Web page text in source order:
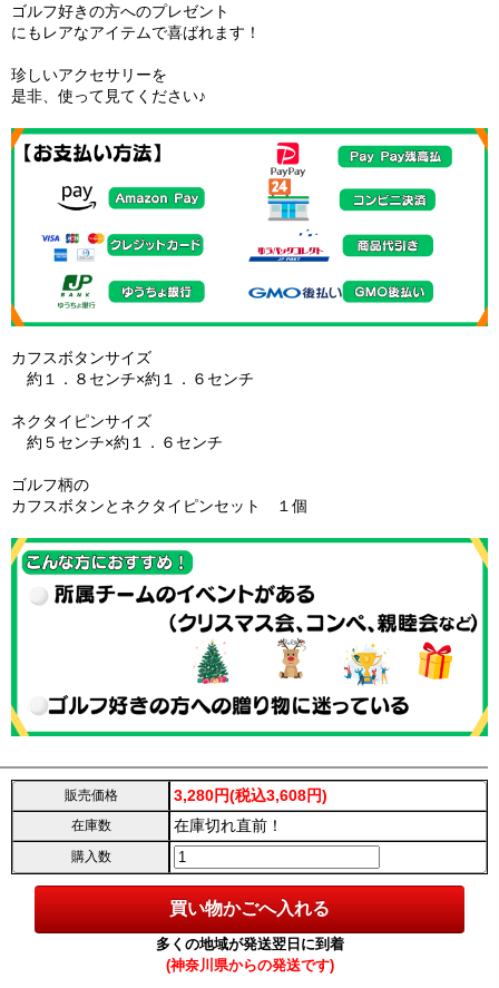
ゴルフ好きの方へのプレゼント
にもレアなアイテムで喜ばれます！
珍しいアクセサリーを
是非、使って見てください♪
カフスボタンサイズ
約１．８センチ×約１．６センチ
ネクタイピンサイズ
約５センチ×約１．６センチ
ゴルフ柄の
カフスボタンとネクタイピンセット １個
販売価格 3,280円(税込3,608円)
在庫数 在庫切れ直前！
購入数
多くの地域が発送翌日に到着
(神奈川県からの発送です)